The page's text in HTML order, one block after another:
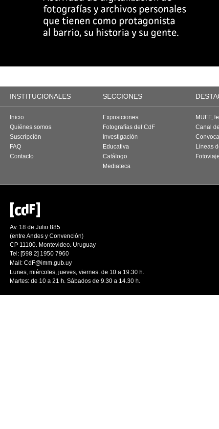
INSTITUCIONALES SECCIONES
Inicio
Quiénes somos
Suscripción
FAQ
Contacto
Exposiciones
Fotografías del CdF
Investigación
Educativa
Catálogo
Mediateca
MUFF,
Canal
Líneas
Av. 18 de Julio 885
(entre Andes y Convención)
CP 11100. Montevideo. Uruguay
Tel: [598 2] 1950 7960
Mail: CdF@imm.gub.uy
Lunes, miércoles, jueves, viernes: de 10 a 19.30 h.
Martes: de 10 a 21 h. Sábados de 9.30 a 14.30 h.